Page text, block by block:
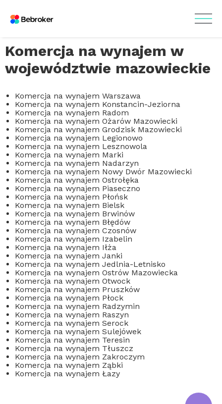
Komercja na wynajem w
województwie mazowieckie
Komercja na wynajem Warszawa
Komercja na wynajem Konstancin-Jeziorna
Komercja na wynajem Radom
Komercja na wynajem Ożarów Mazowiecki
Komercja na wynajem Grodzisk Mazowiecki
Komercja na wynajem Legionowo
Komercja na wynajem Lesznowola
Komercja na wynajem Marki
Komercja na wynajem Nadarzyn
Komercja na wynajem Nowy Dwór Mazowiecki
Komercja na wynajem Ostrołęka
Komercja na wynajem Piaseczno
Komercja na wynajem Płońsk
Komercja na wynajem Bielsk
Komercja na wynajem Brwinów
Komercja na wynajem Błędów
Komercja na wynajem Czosnów
Komercja na wynajem Izabelin
Komercja na wynajem Iłża
Komercja na wynajem Janki
Komercja na wynajem Jedlnia-Letnisko
Komercja na wynajem Ostrów Mazowiecka
Komercja na wynajem Otwock
Komercja na wynajem Pruszków
Komercja na wynajem Płock
Komercja na wynajem Radzymin
Komercja na wynajem Raszyn
Komercja na wynajem Serock
Komercja na wynajem Sulejówek
Komercja na wynajem Teresin
Komercja na wynajem Tłuszcz
Komercja na wynajem Zakroczym
Komercja na wynajem Ząbki
Komercja na wynajem Łazy